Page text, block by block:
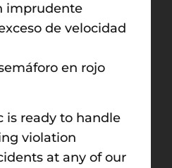
imprudente
de velocidad
en rojo
is ready to handle
violation
at any of our